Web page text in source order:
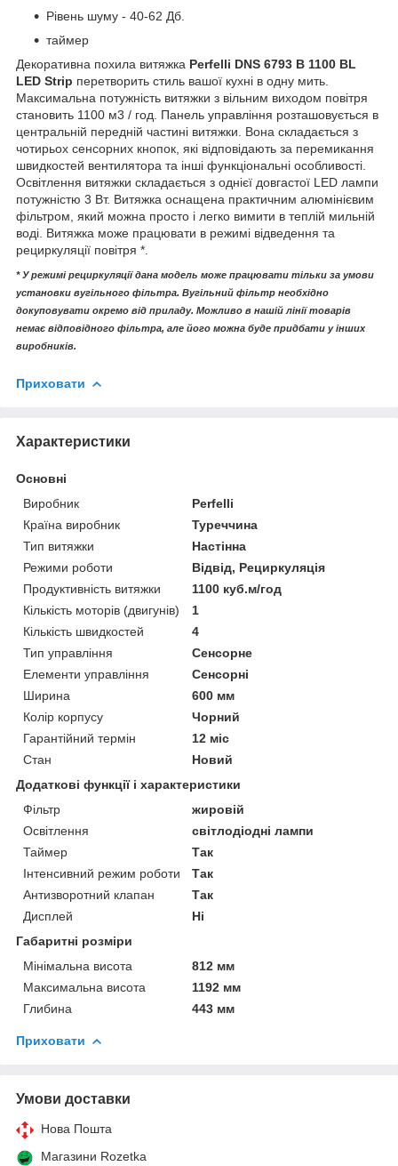
Рівень шуму - 40-62 Дб.
таймер
Декоративна похила витяжка Perfelli DNS 6793 B 1100 BL
LED Strip перетворить стиль вашої кухні в одну мить.
Максимальна потужність витяжки з вільним виходом повітря
становить 1100 м3 / год. Панель управління розташовується в
центральній передній частині витяжки. Вона складається з
чотирьох сенсорних кнопок, які відповідають за перемикання
швидкостей вентилятора та інші функціональні особливості.
Освітлення витяжки складається з однієї довгастої LED лампи
потужністю 3 Вт. Витяжка оснащена практичним алюмінієвим
фільтром, який можна просто і легко вимити в теплій мильній
воді. Витяжка може працювати в режимі відведення та
рециркуляції повітря *.
* У режимі рециркуляції дана модель може працювати тільки за умови
установки вугільного фільтра. Вугільний фільтр необхідно
докуповувати окремо від приладу. Можливо в нашій лінії товарів
немає відповідного фільтра, але його можна буде придбати у інших
виробників.
Приховати
Характеристики
Основні
Виробник
Perfelli
Країна виробник
Туреччина
Тип витяжки
Настінна
Режими роботи
Відвід, Рециркуляція
Продуктивність витяжки
1100 куб.м/год
Кількість моторів (двигунів)
1
Кількість швидкостей
4
Тип управління
Сенсорне
Елементи управління
Сенсорні
Ширина
600 мм
Колір корпусу
Чорний
Гарантійний термін
12 міс
Стан
Новий
Додаткові функції і характеристики
Фільтр
жировій
Освітлення
світлодіодні лампи
Таймер
Так
Інтенсивний режим роботи
Так
Антизворотний клапан
Так
Дисплей
Ні
Габаритні розміри
Мінімальна висота
812 мм
Максимальна висота
1192 мм
Глибина
443 мм
Приховати
Умови доставки
Нова Пошта
Магазини Rozetka